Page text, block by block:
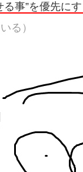
る事”を優先に
る）